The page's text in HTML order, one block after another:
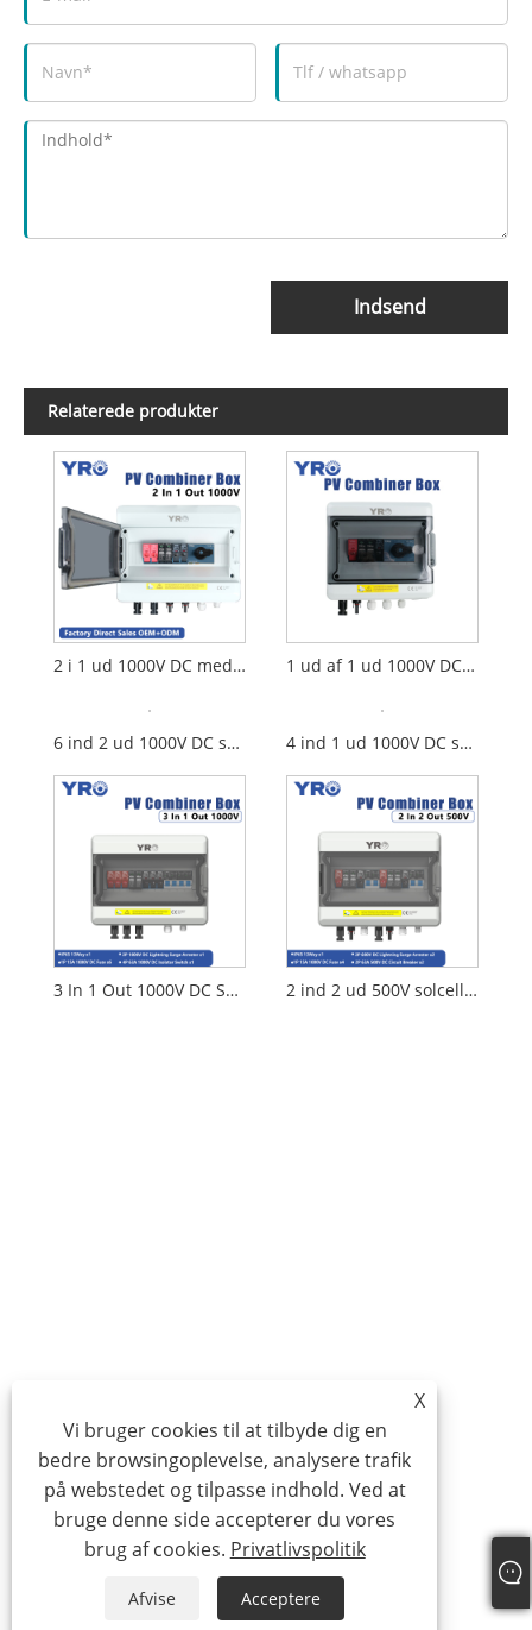
Indsend
Relaterede produkter
2 i 1 ud 1000V DC med afbrydelse 1 ud af 1 ud 1000V DC med afbrydelse
6 ind 2 ud 1000V DC solar distributionsboks 4 ind 1 ud 1000V DC solcellefordelingsboks
3 In 1 Out 1000V DC Solar Distribution Box 2 ind 2 ud 500V solcellefordelingsboks
X
Vi bruger cookies til at tilbyde dig en
bedre browsingoplevelse, analysere trafik
på webstedet og tilpasse indhold. Ved at
bruge denne side accepterer du vores
brug af cookies. Privatlivspolitik
Afvise Acceptere